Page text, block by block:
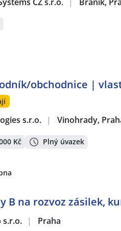
obchodnice |
s.r.o. | Vinohrady,
Kč Plný úvazek
B na rozvoz zásilek,
s.r.o. | Praha